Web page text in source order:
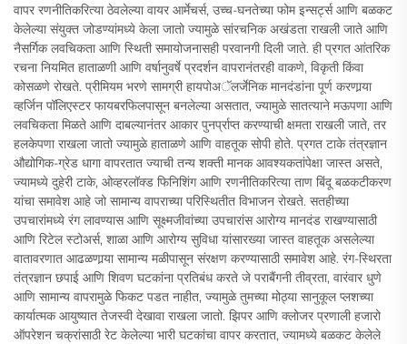
वापर रणनीतिकरित्या ठेवलेल्या वायर आर्मेचर्स, उच्च-घनतेच्या फोम इन्सर्ट्स आणि बळकट
केलेल्या संयुक्त जोडण्यांमध्ये केला जातो ज्यामुळे सांरचनिक अखंडता राखली जाते आणि
नैसर्गिक लवचिकता आणि स्थिती समायोजनासही परवानगी दिली जाते. ही प्रगत आंतरिक
रचना नियमित हाताळणी आणि वर्षानुवर्षे प्रदर्शन वापरानंतरही वाकणे, विकृती किंवा
कोसळणे रोखते. प्रीमियम भरणे सामग्री हायपोअॅलर्जेनिक मानदंडांना पूर्ण करणार्‍या
व्हर्जिन पॉलिएस्टर फायबरफिलपासून बनलेल्या असतात, ज्यामुळे सातत्याने मऊपणा आणि
लवचिकता मिळते आणि दाबल्यानंतर आकार पुनर्प्राप्त करण्याची क्षमता राखली जाते, तर
हलकेपणा राखला जातो ज्यामुळे हाताळणे आणि वाहतूक सोपी होते. प्रगत टाके तंत्रज्ञान
औद्योगिक-ग्रेड धागा वापरतात ज्याची तन्य शक्ती मानक आवश्यकतांपेक्षा जास्त असते,
ज्यामध्ये दुहेरी टाके, ओव्हरलॉक्ड फिनिशिंग आणि रणनीतिकरित्या ताण बिंदू बळकटीकरण
यांचा समावेश आहे जो सामान्य वापराच्या परिस्थितीत विभाजन रोखते. सतहीच्या
उपचारांमध्ये रंग लावण्यास आणि सूक्ष्मजीवांच्या उपचारांस आरोग्य मानदंड राखण्यासाठी
आणि रिटेल स्टोअर्स, शाळा आणि आरोग्य सुविधा यांसारख्या जास्त वाहतूक असलेल्या
वातावरणात आढळणार्‍या सामान्य मळीपासून संरक्षण करण्यासाठी समावेश आहे. रंग-स्थिरता
तंत्रज्ञान छपाई आणि शिवण घटकांना प्रतिबंध करते जे पराबैंगनी तीव्रता, वारंवार धुणे
आणि सामान्य वापरामुळे फिकट पडत नाहीत, ज्यामुळे तुमच्या मोठ्या सानुकूल प्लशच्या
कार्यात्मक आयुष्यात तेजस्वी देखावा राखला जातो. झिपर आणि क्लोजर प्रणाली हजारो
ऑपरेशन चक्रांसाठी रेट केलेल्या भारी घटकांचा वापर करतात, ज्यामध्ये बळकट केलेले